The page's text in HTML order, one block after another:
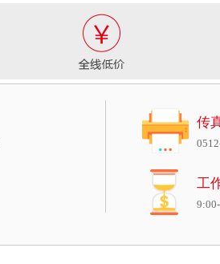
传
工